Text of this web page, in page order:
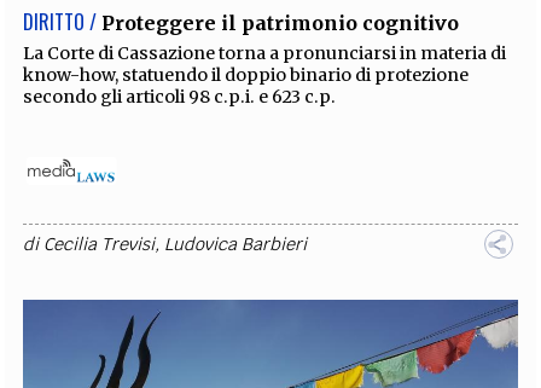
DIRITTO / Proteggere il patrimonio cognitivo
La Corte di Cassazione torna a pronunciarsi in materia di
know-how, statuendo il doppio binario di protezione
secondo gli articoli 98 c.p.i. e 623 c.p.
diCecilia Trevisi, Ludovica Barbieri